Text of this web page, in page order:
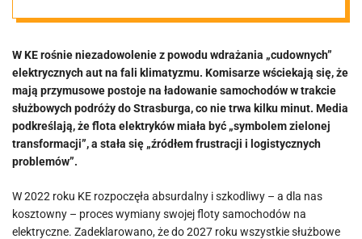
idiotyzmy.
Podróże
służbowymi
elektrykami
stały się…
W KE rośnie niezadowolenie z powodu wdrażania „cudownych”
elektrycznych aut na fali klimatyzmu. Komisarze wściekają się, że
mają przymusowe postoje na ładowanie samochodów w trakcie
służbowych podróży do Strasburga, co nie trwa kilku minut. Media
podkreślają, że flota elektryków miała być „symbolem zielonej
transformacji”, a stała się „źródłem frustracji i logistycznych
problemów”.
W 2022 roku KE rozpoczęła absurdalny i szkodliwy – a dla nas
kosztowny – proces wymiany swojej floty samochodów na
elektryczne. Zadeklarowano, że do 2027 roku wszystkie służbowe